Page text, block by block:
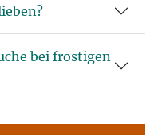
bei frostigen